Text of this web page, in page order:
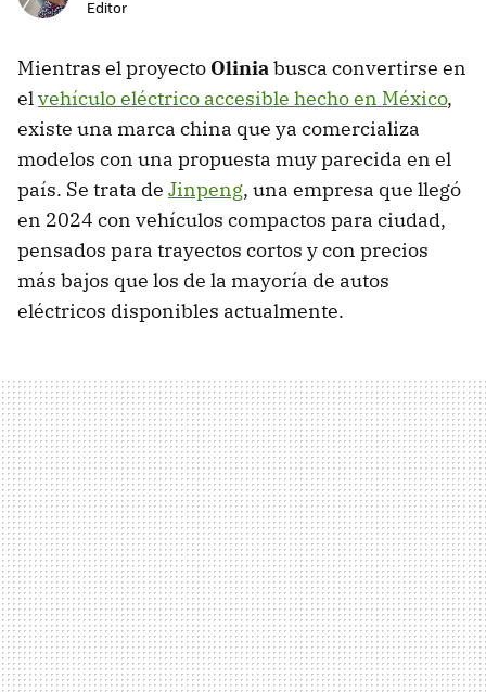
Editor
Mientras el proyecto Oliniabusca convertirse en
elvehículo eléctrico accesible hecho en México,
existe una marca china que ya comercializa
modelos con una propuesta muy parecida en el
país. Se trata de Jinpeng, una empresa que llegó
en 2024 con vehículos compactos para ciudad,
pensados para trayectos cortos y con precios
más bajos que los de la mayoría de autos
eléctricos disponibles actualmente.